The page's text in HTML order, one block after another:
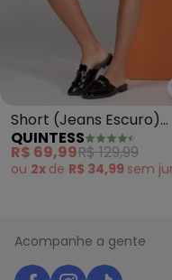
Short (Jeans Escuro)
com Barra Italiana
QUINTESS
R$ 69,99R$ 129,99
ou 2x de R$ 34,99 sem
Acompanhe a gente